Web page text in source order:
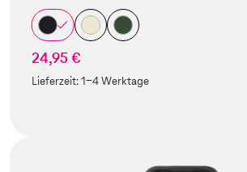
24,95 €
Lieferzeit:1-4 Werktage